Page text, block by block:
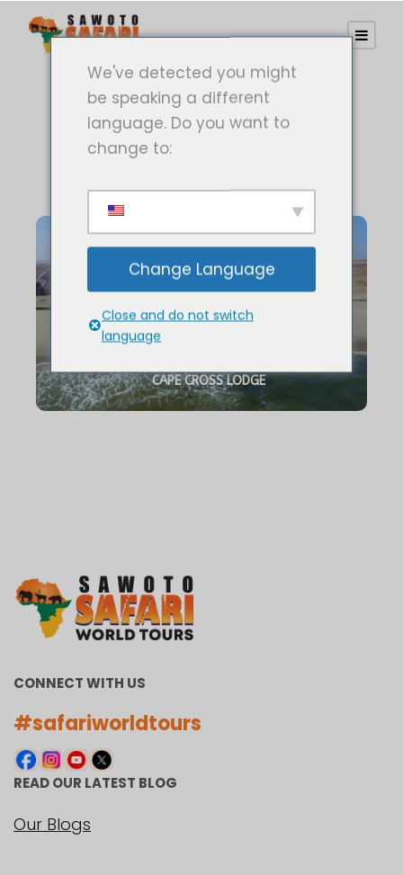
CAPE CROSS LODGE
CONNECT WITH US
#safariworldtours
READ OUR LATEST BLOG
Our Blogs
We've detected you might
be speaking a different
language. Do you want to
change to:
Change Language
Close and do not switch
language